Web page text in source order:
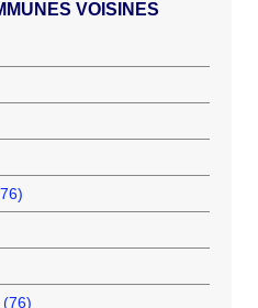
VOISINES
(76)